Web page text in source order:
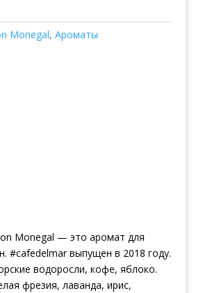
Monegal, Ароматы
Monegal — это аромат для
#cafedelmar выпущен в 2018 году.
водоросли, кофе, яблоко.
фрезия, лаванда, ирис,